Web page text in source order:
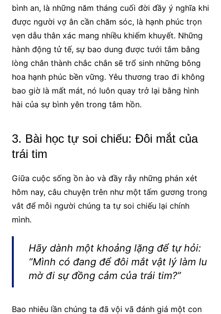
bình an, là những năm tháng cuối đời đầy ý nghĩa khi
được người vợ ân cần chăm sóc, là hạnh phúc trọn
vẹn dẫu thân xác mang nhiều khiếm khuyết. Những
hành động tử tế, sự bao dung được tưới tắm bằng
lòng chân thành chắc chắn sẽ trổ sinh những bông
hoa hạnh phúc bền vững. Yêu thương trao đi không
bao giờ là mất mát, nó luôn quay trở lại bằng hình
hài của sự bình yên trong tâm hồn.
3. Bài học tự soi chiếu: Đôi mắt của
trái tim
Giữa cuộc sống ồn ào và đầy rẫy những phán xét
hôm nay, câu chuyện trên như một tấm gương trong
vắt để mỗi người chúng ta tự soi chiếu lại chính
mình.
Hãy dành một khoảng lặng để tự hỏi:
“Mình có đang để đôi mắt vật lý làm lu
mờ đi sự đồng cảm của trái tim?”
Bao nhiêu lần chúng ta đã vội vã đánh giá một con